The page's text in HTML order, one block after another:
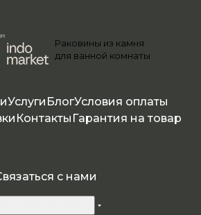
Раковины из камня
для ванной комнаты
Услуги БлогУсловия оплаты
Контакты Гарантия на товар
с нами